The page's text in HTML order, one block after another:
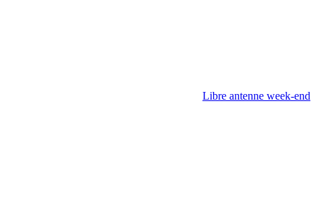
Libre antenne week-end